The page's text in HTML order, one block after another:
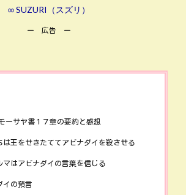
∞ SUZURI（スズリ）
ー 広告 ー
ーサヤ書１７章の要約と感想
は王をせきたててアビナダイを殺させる
マはアビナダイの言葉を信じる
イの預言